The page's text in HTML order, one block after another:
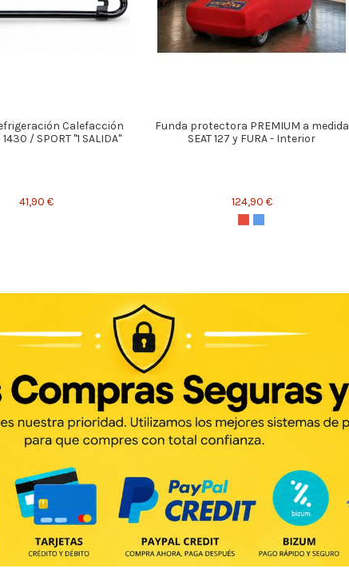
Calefacción
1430 / SPORT "1 SALIDA"
41,90 €
Funda protectora PREMIUM a medida
SEAT 127 y FURA - Interior
124,90 €